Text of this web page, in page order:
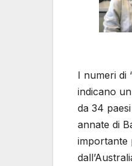
I numeri di
indicano
da 34
annate di
importante